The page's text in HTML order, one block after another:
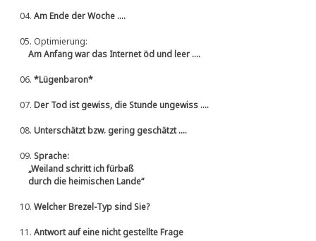
04.Am Ende der Woche ....
05. Optimierung:
Am Anfang war das Internet öd und leer ....
06.*Lügenbaron*
07.Der Tod ist gewiss, die Stunde ungewiss ....
08.Unterschätzt bzw. gering geschätzt ....
09.Sprache:
„Weiland schritt ich fürbaß
durch die heimischen Lande“
10.Welcher Brezel-Typ sind Sie?
11.Antwort auf eine nicht gestellte Frage